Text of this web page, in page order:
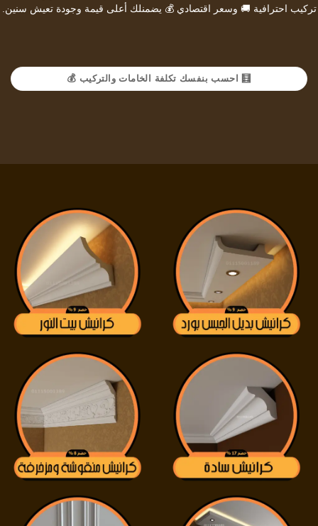
تركيب احترافية 🚚 وسعر اقتصادي 💰 يضمنلك أعلى قيمة وجودة تعيش سنين.
🧮 احسب بنفسك تكلفة الخامات والتركيب 💰